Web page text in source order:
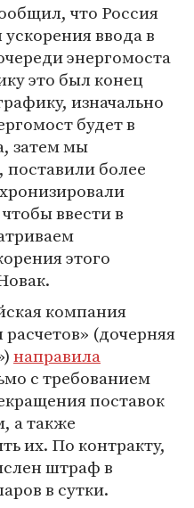
что Россия
ввода в
энергомоста
это был конец
изначально
будет в
затем мы
поставили более
ввести в
этого
компания
(дочерняя
направила
с требованием
поставок
а также
их. По контракту,
штраф в
в сутки.